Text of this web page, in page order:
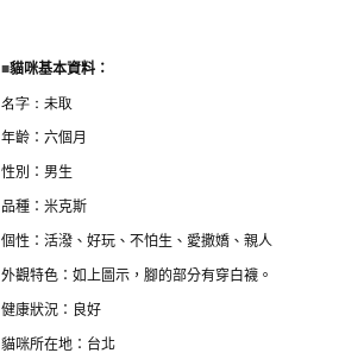
■貓咪基本資料：
名字：未取
年齡：六個月
性別：男生
品種：米克斯
個性：活潑、好玩、不怕生、愛撒嬌、親人
外觀特色：如上圖示，腳的部分有穿白襪。
健康狀況：良好
貓咪所在地：台北